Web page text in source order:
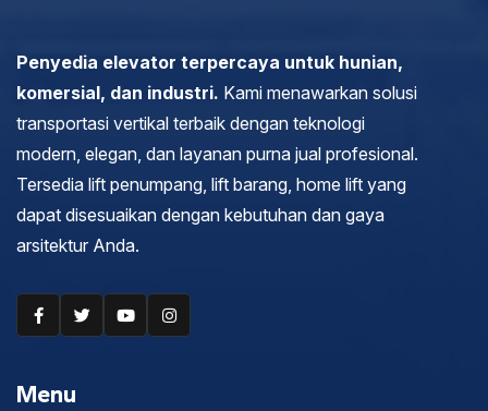
Penyedia elevator terpercaya untuk hunian,
komersial, dan industri. Kami menawarkan solusi
transportasi vertikal terbaik dengan teknologi
modern, elegan, dan layanan purna jual profesional.
Tersedia lift penumpang, lift barang, home lift yang
dapat disesuaikan dengan kebutuhan dan gaya
arsitektur Anda.
Menu